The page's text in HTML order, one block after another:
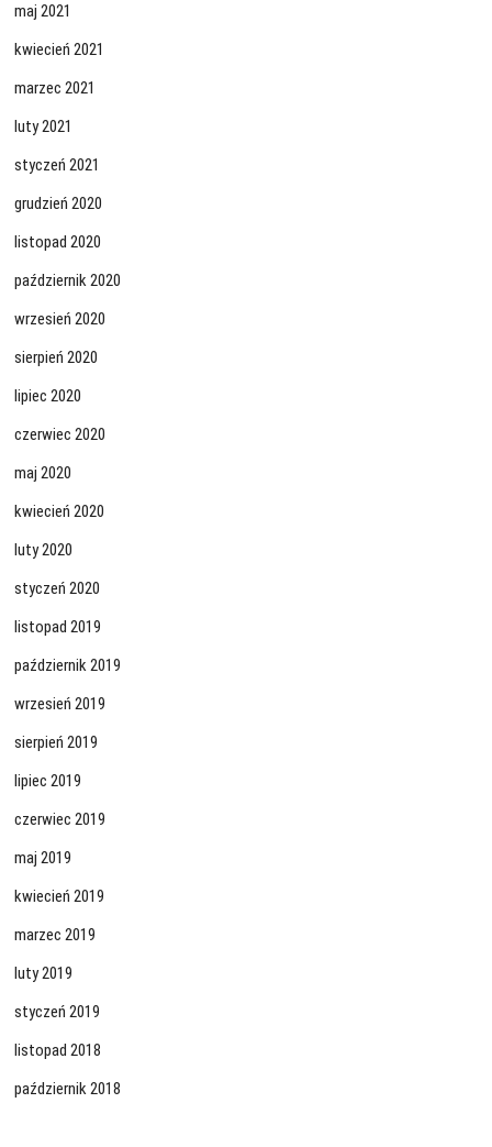
maj 2021
kwiecień 2021
marzec 2021
luty 2021
styczeń 2021
grudzień 2020
listopad 2020
październik 2020
wrzesień 2020
sierpień 2020
lipiec 2020
czerwiec 2020
maj 2020
kwiecień 2020
luty 2020
styczeń 2020
listopad 2019
październik 2019
wrzesień 2019
sierpień 2019
lipiec 2019
czerwiec 2019
maj 2019
kwiecień 2019
marzec 2019
luty 2019
styczeń 2019
listopad 2018
październik 2018